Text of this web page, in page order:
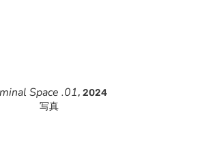
Space .01, 2024
写真